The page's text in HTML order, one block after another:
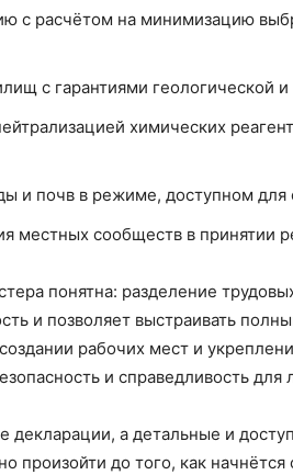
с расчётом на минимизацию
с гарантиями геологической
химических
и почв в режиме, доступном
местных сообществ в принятии
понятна: разделение
и позволяет выстраивать
рабочих мест и
и справедливость
декларации, а детальные и
произойти до того, как начнётся